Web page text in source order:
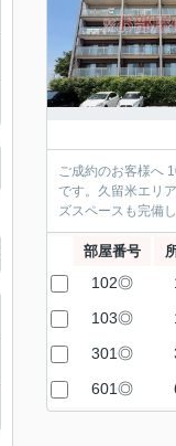
ご成約のお客様へ
です。久留米エリ
ズスペースも完備
部屋番号
102◎
103◎
301◎
601◎